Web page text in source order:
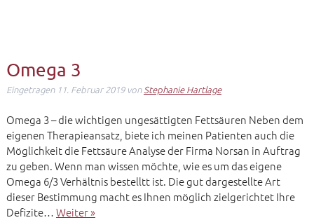
Omega 3
Eingetragen 11. Februar 2019 vonStephanie Hartlage
Omega 3 – die wichtigen ungesättigten Fettsäuren Neben dem
eigenen Therapieansatz, biete ich meinen Patienten auch die
Möglichkeit die Fettsäure Analyse der Firma Norsan in Auftrag
zu geben. Wenn man wissen möchte, wie es um das eigene
Omega 6/3 Verhältnis bestelltt ist. Die gut dargestellte Art
dieser Bestimmung macht es Ihnen möglich zielgerichtet Ihre
Defizite…Weiter »